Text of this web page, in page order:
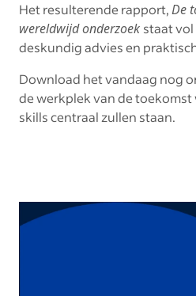
Het resulterende rapport,De
wereldwijd onderzoek staat
deskundig advies en
Download het vandaag nog
de werkplek van de
skills centraal zullen staan.